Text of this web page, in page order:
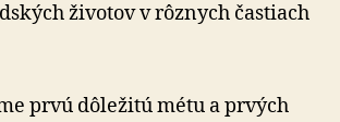
životov v rôznych častiach
prvú dôležitú métu a prvých